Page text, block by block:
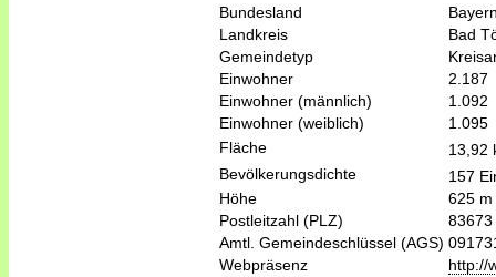
Bundesland
Landkreis
Bad
Gemeindetyp
Einwohner
2.187
Einwohner (männlich)
1.092
Einwohner (weiblich)
1.095
Fläche
13,92
Bevölkerungsdichte
157
Höhe
625 m
Postleitzahl (PLZ)
83673
Amtl. Gemeindeschlüssel (AGS)
Webpräsenz
http://